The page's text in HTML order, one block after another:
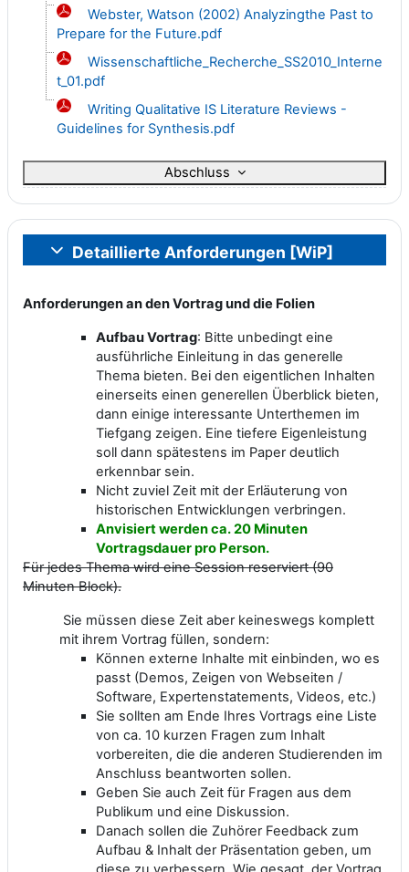
Abschluss
Webster, Watson (2002) Analyzingthe Past to
Prepare for the Future.pdf
Wissenschaftliche_Recherche_SS2010_Interne
t_01.pdf
Writing Qualitative IS Literature Reviews -
Guidelines for Synthesis.pdf
Einklappen
Detaillierte Anforderungen [WiP]
Anforderungen an den Vortrag und die Folien
Aufbau Vortrag: Bitte unbedingt eine
ausführliche Einleitung in das generelle
Thema bieten. Bei den eigentlichen Inhalten
einerseits einen generellen Überblick bieten,
dann einige interessante Unterthemen im
Tiefgang zeigen. Eine tiefere Eigenleistung
soll dann spätestens im Paper deutlich
erkennbar sein.
Nicht zuviel Zeit mit der Erläuterung von
historischen Entwicklungen verbringen.
Anvisiert werden ca. 20 Minuten
Vortragsdauer pro Person.
Für jedes Thema wird eine Session reserviert (90
Minuten Block).
Sie müssen diese Zeit aber keineswegs komplett
mit ihrem Vortrag füllen, sondern:
Können externe Inhalte mit einbinden, wo es
passt (Demos, Zeigen von Webseiten /
Software, Expertenstatements, Videos, etc.)
Sie sollten am Ende Ihres Vortrags eine Liste
von ca. 10 kurzen Fragen zum Inhalt
vorbereiten, die die anderen Studierenden im
Anschluss beantworten sollen.
Geben Sie auch Zeit für Fragen aus dem
Publikum und eine Diskussion.
Danach sollen die Zuhörer Feedback zum
Aufbau & Inhalt der Präsentation geben, um